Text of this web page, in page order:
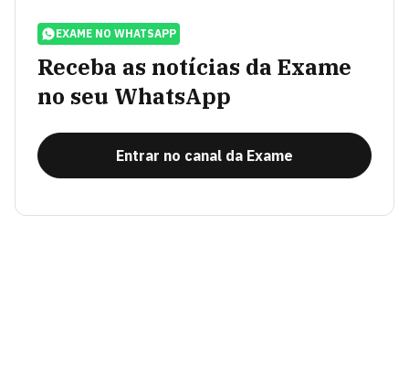
EXAME NO WHATSAPP
Receba as notícias da Exame
no seu WhatsApp
Entrar no canal da Exame